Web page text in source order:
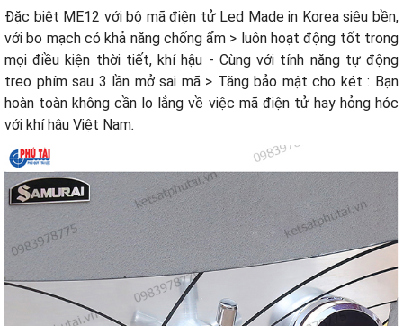
Đặc biệt ME12 với bộ mã điện tử Led Made in Korea siêu bền,
với bo mạch có khả năng chống ẩm > luôn hoạt động tốt trong
mọi điều kiện thời tiết, khí hậu - Cùng với tính năng tự động
treo phím sau 3 lần mở sai mã > Tăng bảo mật cho két : Bạn
hoàn toàn không cần lo lắng về việc mã điện tử hay hỏng hóc
với khí hậu Việt Nam.